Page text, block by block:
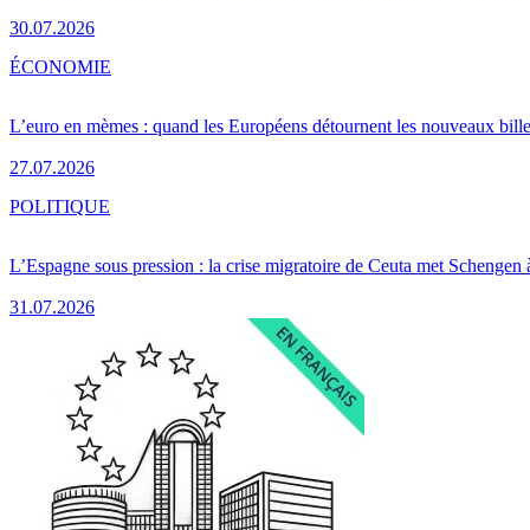
30.07.2026
L’euro en mèmes : quand les Européens détournent les nouveaux
27.07.2026
ÉCONOMIE
L’Espagne sous pression : la crise migratoire de Ceuta met Schengen
31.07.2026
POLITIQUE